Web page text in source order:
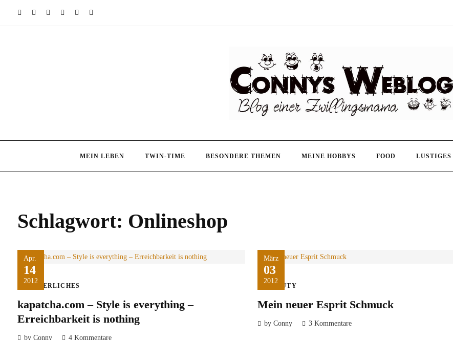
MEIN LEBEN TWIN-TIME BESONDERE THEMEN MEINE HOBBYS FOOD LUSTIGES
Schlagwort: Onlineshop
Apr.
14
2012
ÄRGERLICHES
kapatcha.com – Style is everything –
Erreichbarkeit is nothing
by Conny 4 Kommentare
März
03
2012
BEAUTY
Mein neuer Esprit Schmuck
by Conny 3 Kommentare